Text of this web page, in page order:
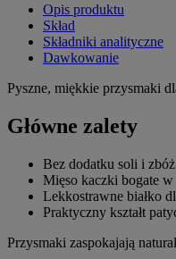
Opis produktu
Skład
Składniki analityczne
Dawkowanie
Pyszne, miękkie przysmaki
Główne zalety
Bez dodatku soli i zbóż
Mięso kaczki bogate
Lekkostrawne białko
Praktyczny kształt
Przysmaki zaspokajają